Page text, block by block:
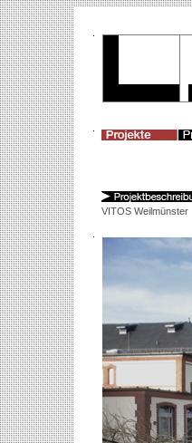
VITOS Weilmünster